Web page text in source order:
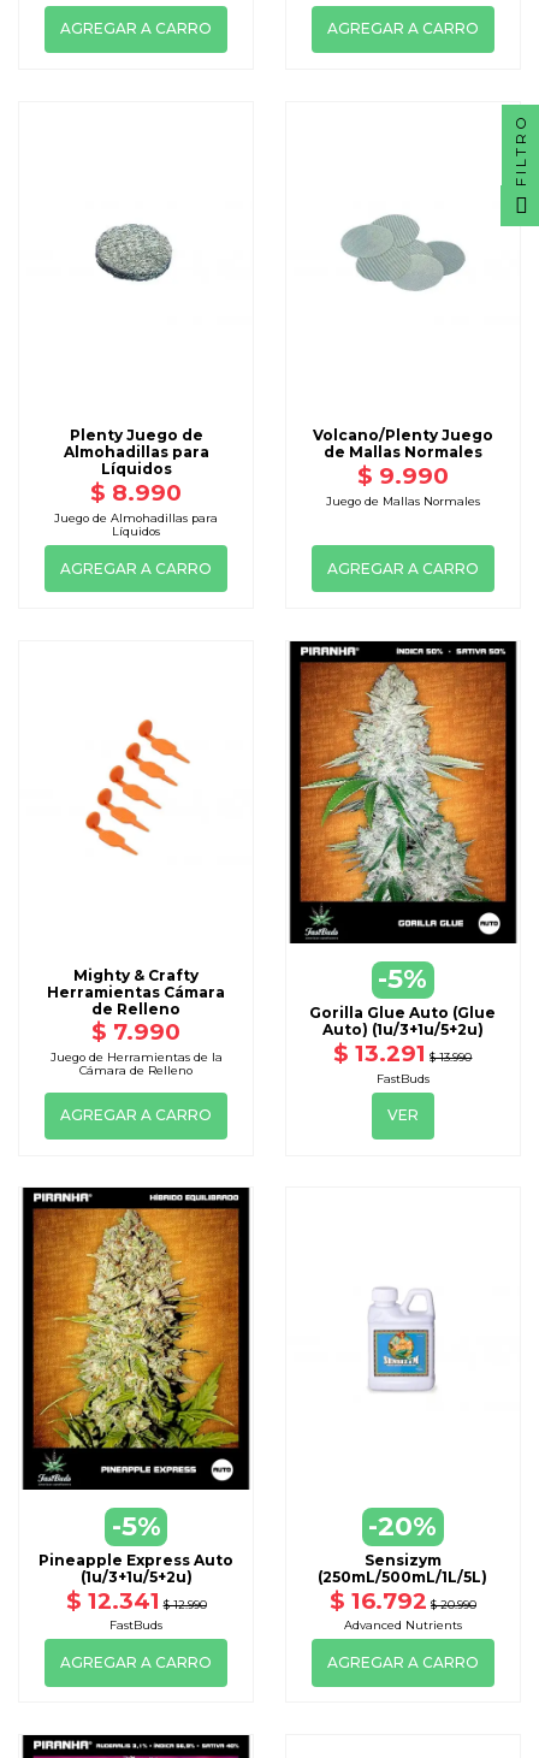
AGREGAR A CARRO AGREGAR A CARRO
Plenty Juego de
Almohadillas para
Líquidos
$ 8.990
Juego de Almohadillas para
Líquidos
AGREGAR A CARRO
Volcano/Plenty Juego
de Mallas Normales
$ 9.990
Juego de Mallas Normales
AGREGAR A CARRO
Mighty & Crafty
Herramientas Cámara
de Relleno
$ 7.990
Juego de Herramientas de la
Cámara de Relleno
AGREGAR A CARRO
-5%
VER
DISPONIBLE CON OTRAS
Gorilla Glue Auto (Glue
Auto) (1u/3+1u/5+2u)
$ 13.291 $ 13.990
FastBuds
VER
-5%
Pineapple Express Auto
(1u/3+1u/5+2u)
$ 12.341 $ 12.990
FastBuds
AGREGAR A CARRO
-20%
Sensizym
(250mL/500mL/1L/5L)
$ 16.792 $ 20.990
Advanced Nutrients
AGREGAR A CARRO
FILTRO